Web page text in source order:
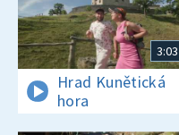
3:03
Hrad Kunětická
hora